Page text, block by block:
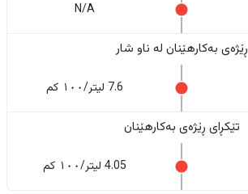
N/A
ڕێژەى بەکارهێنان له ناو شار
7.6 لیتر/١٠٠ کم
تێکڕای ڕێژەى بەکارهێنان
4.05 لیتر/١٠٠ کم